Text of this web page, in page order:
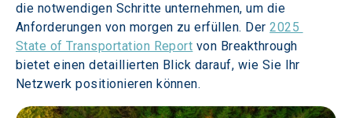
die notwendigen Schritte unternehmen, um die
Anforderungen von morgen zu erfüllen. Der 2025
State of Transportation Report von Breakthrough
bietet einen detaillierten Blick darauf, wie Sie Ihr
Netzwerk positionieren können.